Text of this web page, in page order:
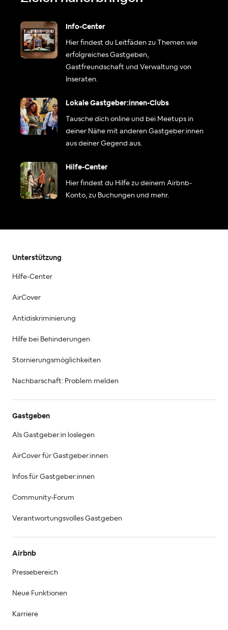
Info-Center
Hier findest du Leitfäden zu Themen wie
erfolgreiches Gastgeben,
Gastfreundschaft und Verwaltung von
Inseraten.
Lokale Gastgeber:innen-Clubs
Tausche dich online und bei Meetups in
deiner Nähe mit anderen Gastgeber:innen
aus deiner Gegend aus.
Hilfe-Center
Hier findest du Hilfe zu deinem Airbnb-
Konto, zu Buchungen und mehr.
Unterstützung
Hilfe-Center
AirCover
Antidiskriminierung
Hilfe bei Behinderungen
Stornierungsmöglichkeiten
Nachbarschaft: Problem melden
Gastgeben
Als Gastgeber:in loslegen
AirCover für Gastgeber:innen
Infos für Gastgeber:innen
Community-Forum
Verantwortungsvolles Gastgeben
Airbnb
Pressebereich
Neue Funktionen
Karriere